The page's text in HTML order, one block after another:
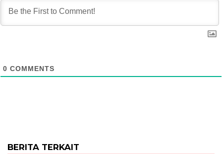
0 COMMENTS
BERITA TERKAIT